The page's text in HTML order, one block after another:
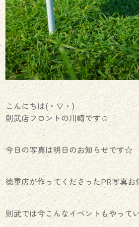
こんにちは(・∇・)
則武店フロントの川崎です☺︎
今日の写真は明日のお知らせです☆
徳重店が作ってくださったPR写真
則武では今こんなイベントもやって